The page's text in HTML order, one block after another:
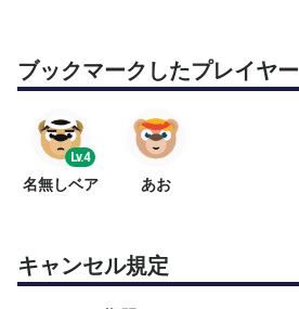
ブックマークしたプレイヤー
Lv.4
名無しベア あお
キャンセル規定